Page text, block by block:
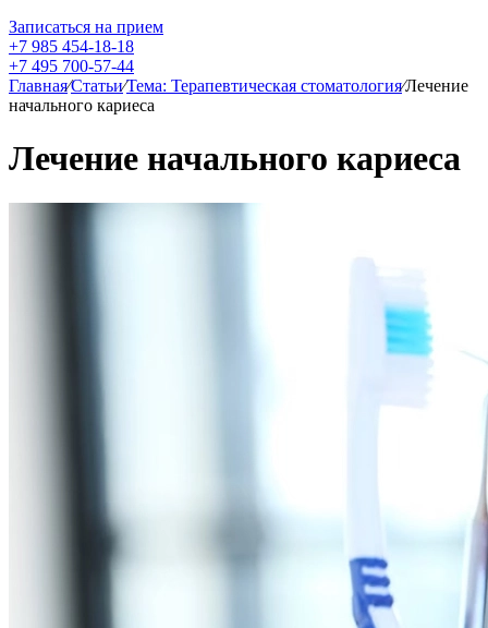
Записаться на прием
+7 985 454-18-18
+7 495 700-57-44
Главная⁄Статьи⁄Тема: Терапевтическая стоматология⁄Лечение
начального кариеса
Лечение начального кариеса